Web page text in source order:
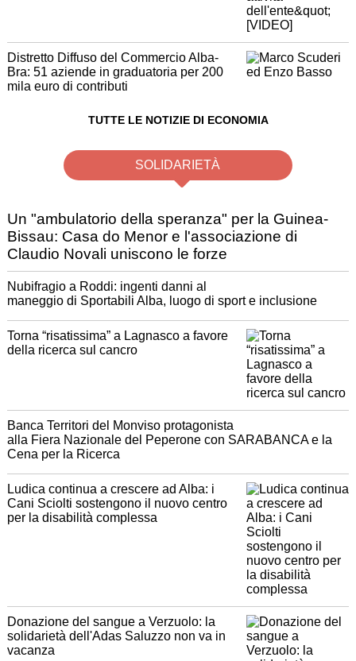
Distretto Diffuso del Commercio Alba-
Bra: 51 aziende in graduatoria per 200
mila euro di contributi
TUTTE LE NOTIZIE DI ECONOMIA
SOLIDARIETÀ
Un "ambulatorio della speranza" per la Guinea-
Bissau: Casa do Menor e l'associazione di
Claudio Novali uniscono le forze
Nubifragio a Roddi: ingenti danni al
maneggio di Sportabili Alba, luogo di sport e inclusione
Torna “risatissima” a Lagnasco a favore
della ricerca sul cancro
Banca Territori del Monviso protagonista
alla Fiera Nazionale del Peperone con SARABANCA e la
Cena per la Ricerca
Ludica continua a crescere ad Alba: i
Cani Sciolti sostengono il nuovo centro
per la disabilità complessa
Donazione del sangue a Verzuolo: la
solidarietà dell'Adas Saluzzo non va in
vacanza